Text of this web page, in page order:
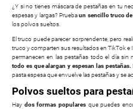
¿Y si no tienes máscara de pestañas en tu
espesas y largas? Pruebaun sencillo truco
los polvos sueltos.
El truco puede parecer sorprendente, pero
truco y comparten sus resultados en TikTok e
permanecen en las pestañas todo el día sin
todo es que alargan y espesan las pestañas.
pasta espesa que envuelve las pestañas y se
Polvos sueltos para
Hay dos formas popularesque puedes